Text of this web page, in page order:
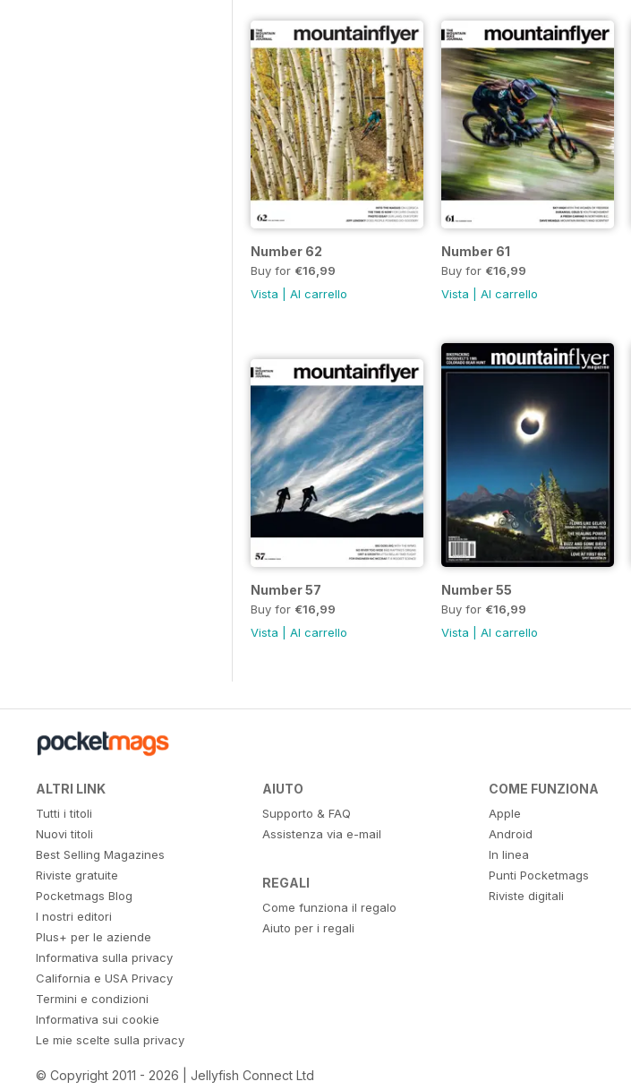
Number 62
Buy for €16,99
Vista
Al carrello
Number 61
Buy for €16,99
Vista
Al carrello
Number 57
Buy for €16,99
Vista
Al carrello
Number 55
Buy for €16,99
Vista
Al carrello
ALTRI LINK
Tutti i titoli
Nuovi titoli
Best Selling Magazines
Riviste gratuite
Pocketmags Blog
I nostri editori
Plus+ per le aziende
Informativa sulla privacy
California e USA Privacy
Termini e condizioni
Informativa sui cookie
Le mie scelte sulla privacy
AIUTO
Supporto & FAQ
Assistenza via e-mail
REGALI
Come funziona il regalo
Aiuto per i regali
COME FUNZIONA
Apple
Android
In linea
Punti Pocketmags
Riviste digitali
© Copyright 2011 - 2026 | Jellyfish Connect Ltd